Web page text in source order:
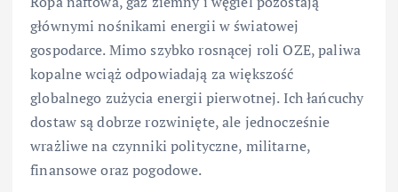
głównymi nośnikami energii w światowej
gospodarce. Mimo szybko rosnącej roli OZE, paliwa
kopalne wciąż odpowiadają za większość
globalnego zużycia energii pierwotnej. Ich łańcuchy
dostaw są dobrze rozwinięte, ale jednocześnie
wrażliwe na czynniki polityczne, militarne,
finansowe oraz pogodowe.